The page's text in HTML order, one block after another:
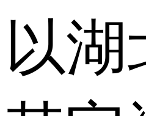
以